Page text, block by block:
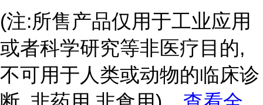
(注:所售产品仅用于工业应用
或者科学研究等非医疗目的,
不可用于人类或动物的临床诊